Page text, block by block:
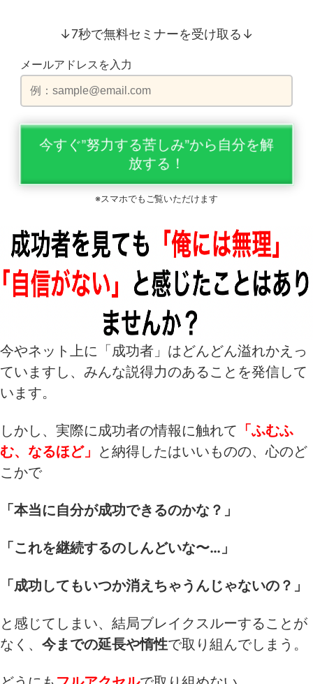
↓7秒で無料セミナーを受け取る↓
メールアドレスを入力
今すぐ”努力する苦しみ”から自分を解
放する！
※スマホでもご覧いただけます
今やネット上に「成功者」はどんどん溢れかえっ
ていますし、みんな説得力のあることを発信して
います。
しかし、実際に成功者の情報に触れて 「ふむふ
む、なるほど」 と納得したはいいものの、心のど
こかで
「本当に自分が成功できるのかな？」
「これを継続するのしんどいな〜…」
「成功してもいつか消えちゃうんじゃないの？」
と感じてしまい、結局ブレイクスルーすることが
なく、 今までの延長や惰性で取り組んでしまう。